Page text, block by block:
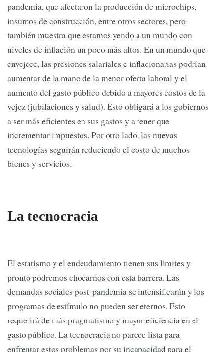
pandemia, que afectaron la producción de microchips,
insumos de construcción, entre otros sectores, pero
también muestra que estamos yendo a un mundo con
niveles de inflación un poco más altos. En un mundo que
envejece, las presiones salariales e inflacionarias podrían
aumentar de la mano de la menor oferta laboral y el
aumento del gasto público debido a mayores costos de la
vejez (jubilaciones y salud). Esto obligará a los gobiernos
a ser más eficientes en sus gastos y a tener que
incrementar impuestos. Por otro lado, las nuevas
tecnologías seguirán reduciendo el costo de muchos
bienes y servicios.
La tecnocracia
El estatismo y el endeudamiento tienen sus limites y
pronto podremos chocarnos con esta barrera. Las
demandas sociales post-pandemia se intensificarán y los
programas de estímulo no pueden ser eternos. Esto
requerirá de más pragmatismo y mayor eficiencia en el
gasto público. La tecnocracia no parece lista para
enfrentar estos problemas por su incapacidad para el